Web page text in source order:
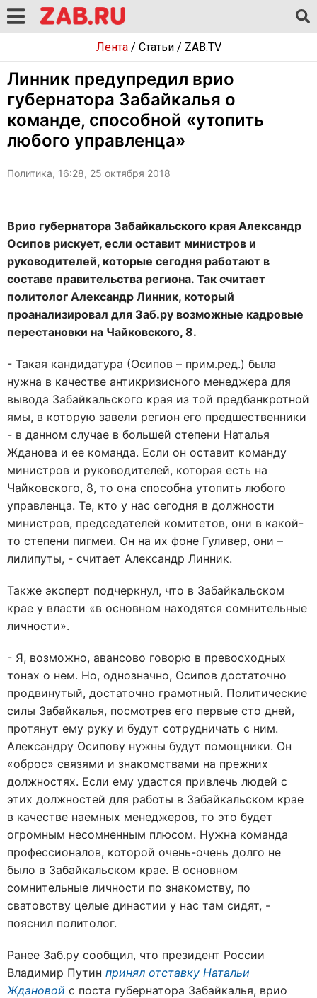
Лента/ Статьи/ ZAB.TV
Линник предупредил врио
губернатора Забайкалья о
команде, способной «утопить
любого управленца»
Политика, 16:28, 25 октября 2018
Врио губернатора Забайкальского края Александр
Осипов рискует, если оставит министров и
руководителей, которые сегодня работают в
составе правительства региона. Так считает
политолог Александр Линник, который
проанализировал для Заб.ру возможные кадровые
перестановки на Чайковского, 8.
- Такая кандидатура (Осипов – прим.ред.) была
нужна в качестве антикризисного менеджера для
вывода Забайкальского края из той предбанкротной
ямы, в которую завели регион его предшественники
- в данном случае в большей степени Наталья
Жданова и ее команда. Если он оставит команду
министров и руководителей, которая есть на
Чайковского, 8, то она способна утопить любого
управленца. Те, кто у нас сегодня в должности
министров, председателей комитетов, они в какой-
то степени пигмеи. Он на их фоне Гуливер, они –
лилипуты, - считает Александр Линник.
Также эксперт подчеркнул, что в Забайкальском
крае у власти «в основном находятся сомнительные
личности».
- Я, возможно, авансово говорю в превосходных
тонах о нем. Но, однозначно, Осипов достаточно
продвинутый, достаточно грамотный. Политические
силы Забайкалья, посмотрев его первые сто дней,
протянут ему руку и будут сотрудничать с ним.
Александру Осипову нужны будут помощники. Он
«оброс» связями и знакомствами на прежних
должностях. Если ему удастся привлечь людей с
этих должностей для работы в Забайкальском крае
в качестве наемных менеджеров, то это будет
огромным несомненным плюсом. Нужна команда
профессионалов, которой очень-очень долго не
было в Забайкальском крае. В основном
сомнительные личности по знакомству, по
сватовству целые династии у нас там сидят, -
пояснил политолог.
Ранее Заб.ру сообщил, что президент России
Владимир Путин принял отставку Натальи
Ждановой с поста губернатора Забайкалья, врио